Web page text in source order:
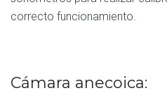
correcto funcionamiento.
Cámara anecoica: